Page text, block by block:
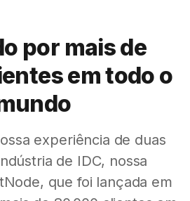
por mais de
em todo o
experiência de duas
de IDC, nossa
que foi lançada em